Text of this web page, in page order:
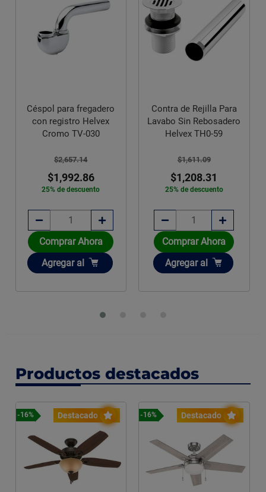
Céspol para fregadero
con registro Helvex
Cromo TV-030
$2,657.14
$1,992.86
25% de descuento
Comprar Ahora
Añadir
Agregar al
Contra de Rejilla Para
Lavabo Sin Rebosadero
Helvex TH0-59
$1,611.09
$1,208.31
25% de descuento
Comprar Ahora
Añadir
Agregar al
Productos destacados
Destacado
-16% Destacado
-16%